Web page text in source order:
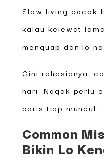
Slow living cocok
kalau kelewat
menguap dan lo
Gini rahasianya:
hari. Nggak perlu
baris tiap muncul.
Common
Bikin Lo